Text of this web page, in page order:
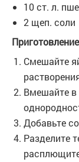
10 ст. л.
2 щеп. соли
Приготовление
Смешайте
Вмешайте в
Добавьте
Разделите